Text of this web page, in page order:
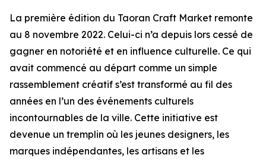
La première édition du Taoran Craft Market remonte
au 8 novembre 2022. Celui-ci n’a depuis lors cessé de
gagner en notoriété et en influence culturelle. Ce qui
avait commencé au départ comme un simple
rassemblement créatif s’est transformé au fil des
années en l’un des événements culturels
incontournables de la ville. Cette initiative est
devenue un tremplin où les jeunes designers, les
marques indépendantes, les artisans et les